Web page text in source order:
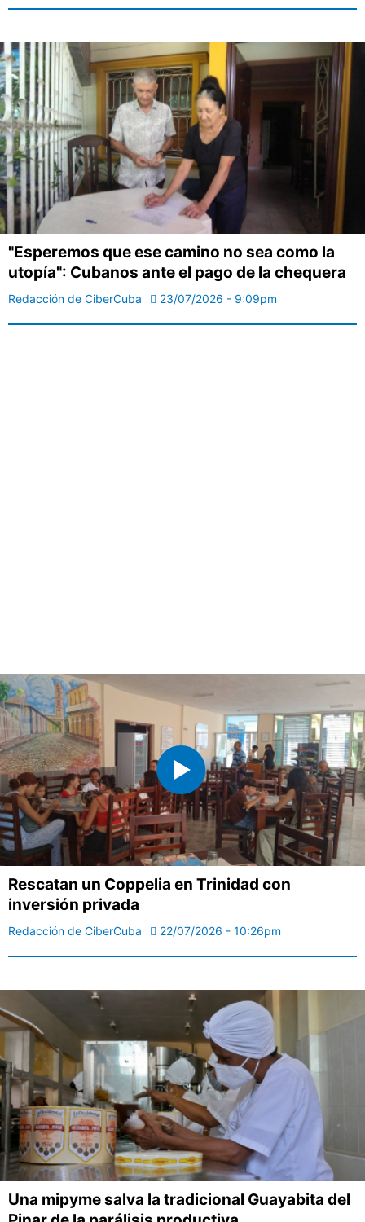
"Esperemos que ese camino no sea como la
utopía": Cubanos ante el pago de la chequera
Redacción de CiberCuba 23/07/2026 - 9:09pm
Rescatan un Coppelia en Trinidad con
inversión privada
Redacción de CiberCuba 22/07/2026 - 10:26pm
Una mipyme salva la tradicional Guayabita del